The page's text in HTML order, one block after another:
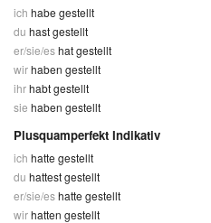
ich habe gestellt
du hast gestellt
er/sie/eshat gestellt
wirhaben gestellt
ihrhabt gestellt
sie haben gestellt
Plusquamperfekt Indikativ
ich hatte gestellt
du hattest gestellt
er/sie/eshatte gestellt
wirhatten gestellt